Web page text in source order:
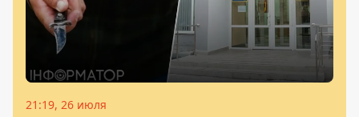
21:19, 26 июля